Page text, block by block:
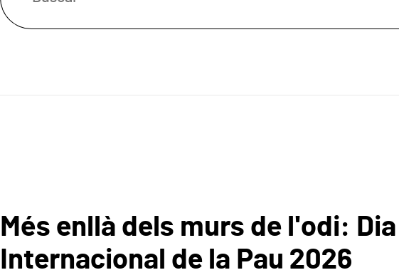
Més enllà dels murs de l'odi: Dia
Internacional de la Pau 2026